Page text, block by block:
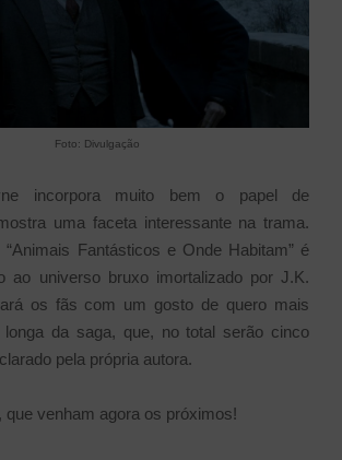
Foto: Divulgação
incorpora muito bem o papel de
uma faceta interessante na trama.
Fantásticos e Onde Habitam” é
ao universo bruxo imortalizado por J.K.
os fãs com um gosto de quero mais
da saga, que, no total serão cinco
pela própria autora.
que venham agora os próximos!